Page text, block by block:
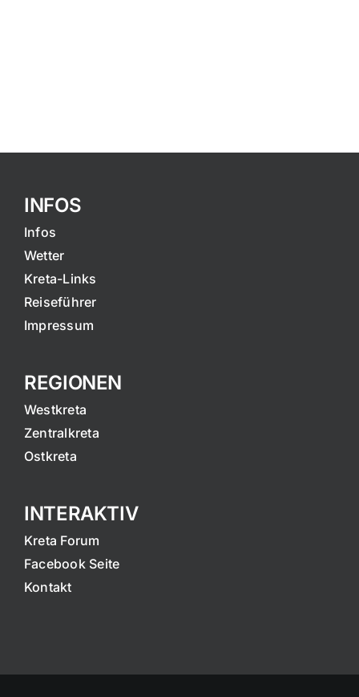
INFOS
Infos
Wetter
Kreta-Links
Reiseführer
Impressum
REGIONEN
Westkreta
Zentralkreta
Ostkreta
INTERAKTIV
Kreta Forum
Facebook Seite
Kontakt